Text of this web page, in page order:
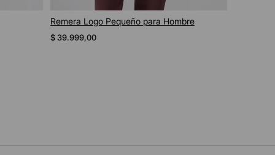
Remera Gráfica Reverse Weave para
Hombre
$ 44.999,00